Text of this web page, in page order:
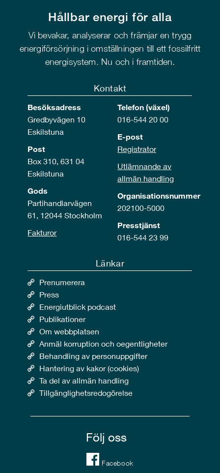
Hållbar energi för alla
Vi bevakar, analyserar och främjar en trygg
energiförsörjning i omställningen till ett fossilfritt
energisystem. Nu och i framtiden.
Kontakt
Besöksadress
Gredbyvägen 10
Eskilstuna
Post
Box 310, 631 04
Eskilstuna
Gods
Partihandlarvägen
61, 12044 Stockholm
Fakturor
Telefon (växel)
016-544 20 00
E-post
Registrator
Utlämnande av
allmän handling
Organisationsnummer
202100-5000
Presstjänst
016-544 23 99
Länkar
Prenumerera
Press
Energiutblick podcast
Publikationer
Om webbplatsen
Anmäl korruption och oegentligheter
Behandling av personuppgifter
Hantering av kakor (cookies)
Ta del av allmän handling
Tillgänglighetsredogörelse
Följ oss
Facebook